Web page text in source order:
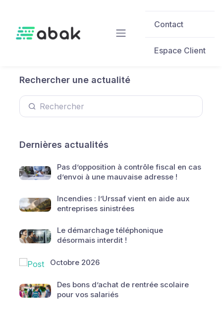
Contact
Espace Client
Rechercher une actualité
Dernières actualités
Pas d’opposition à contrôle fiscal en cas
d’envoi à une mauvaise adresse !
Incendies : l’Urssaf vient en aide aux
entreprises sinistrées
Le démarchage téléphonique
désormais interdit !
Octobre 2026
Des bons d’achat de rentrée scolaire
pour vos salariés